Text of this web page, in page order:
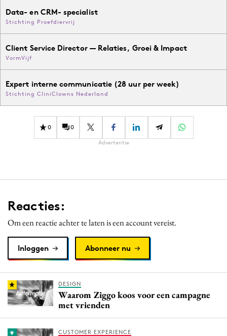
Data- en CRM- specialist
Stichting Proefdiervrij
Client Service Director — Relaties, Groei & Impact
VormVijf
Expert interne communicatie (28 uur per week)
Stichting CliniClowns Nederland
0 0
Advertentie
Reacties:
Om een reactie achter te laten is een account vereist.
Inloggen Abonneer nu
DESIGN
Waarom Ziggo koos voor een campagne
met vrienden
CUSTOMER EXPERIENCE